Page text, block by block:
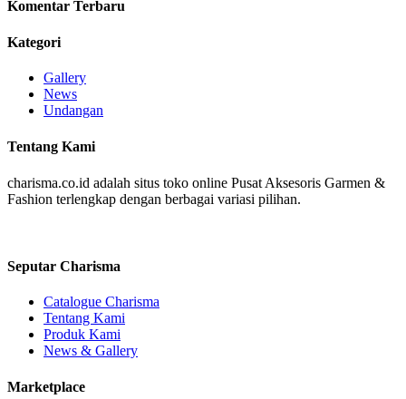
Komentar Terbaru
Kategori
Gallery
News
Undangan
Tentang Kami
charisma.co.id adalah situs toko online Pusat Aksesoris Garmen &
Fashion terlengkap dengan berbagai variasi pilihan.
Seputar Charisma
Catalogue Charisma
Tentang Kami
Produk Kami
News & Gallery
Marketplace